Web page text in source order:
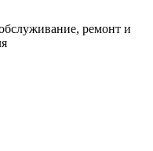
ремонт и